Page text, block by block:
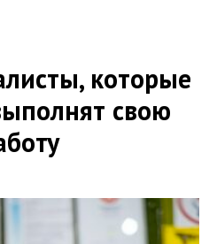
которые
свою